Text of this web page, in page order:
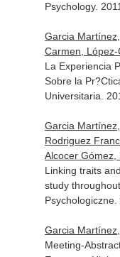
Psychology.
Garcia
Carmen,
La Experiencia
Sobre la
Universitaria .
Garcia
Rodriguez
Alcocer Gómez,
Linking traits
study
Psychologiczne.
Garcia
Meeting-